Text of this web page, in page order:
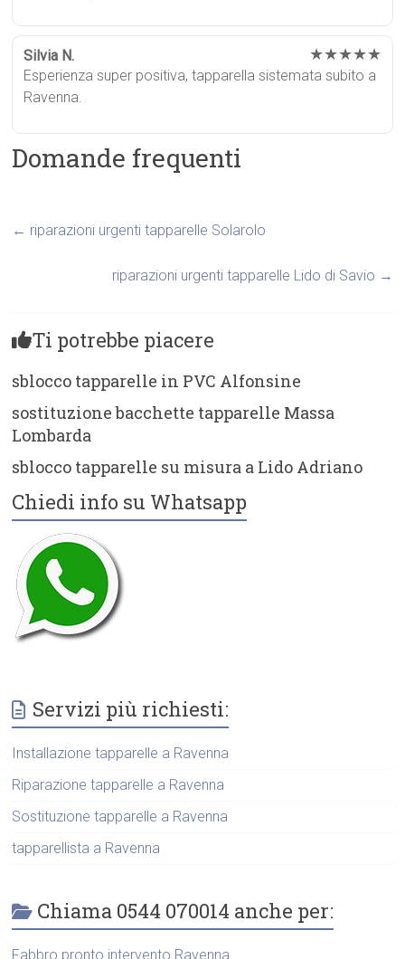
Silvia N. ★★★★★
Esperienza super positiva, tapparella sistemata subito a
Ravenna.
Domande frequenti
← riparazioni urgenti tapparelle Solarolo
riparazioni urgenti tapparelle Lido di Savio →
Ti potrebbe piacere
sblocco tapparelle in PVC Alfonsine
sostituzione bacchette tapparelle Massa
Lombarda
sblocco tapparelle su misura a Lido Adriano
Chiedi info su Whatsapp
Servizi più richiesti:
Installazione tapparelle a Ravenna
Riparazione tapparelle a Ravenna
Sostituzione tapparelle a Ravenna
tapparellista a Ravenna
Chiama 0544 070014 anche per:
Fabbro pronto intervento Ravenna